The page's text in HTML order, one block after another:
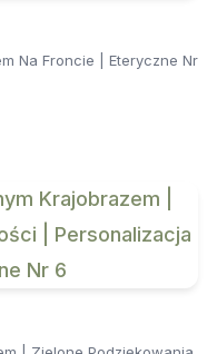
Na Froncie | Eteryczne Nr